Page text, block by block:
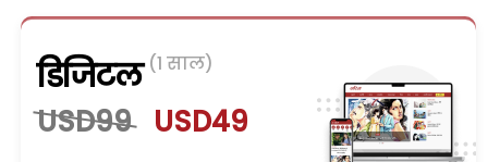
डिजिटल (1 साल)
USD99 USD49